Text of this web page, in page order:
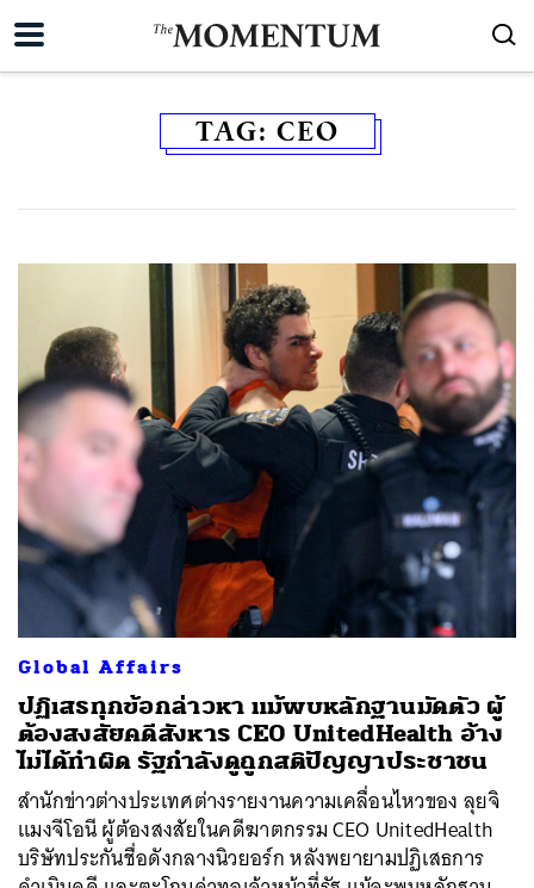
TAG: CEO
Global Affairs
ปฏิเสธทุกข้อกล่าวหา แม้พบหลักฐานมัดตัว ผู้
ต้องสงสัยคดีสังหาร CEO UnitedHealth อ้าง
ไม่ได้ทำผิด รัฐกำลังดูถูกสติปัญญาประชาชน
สำนักข่าวต่างประเทศต่างรายงานความเคลื่อนไหวของ ลุยจิ
แมงจีโอนี ผู้ต้องสงสัยในคดีฆาตกรรม CEO UnitedHealth
บริษัทประกันชื่อดังกลางนิวยอร์ก หลังพยายามปฏิเสธการ